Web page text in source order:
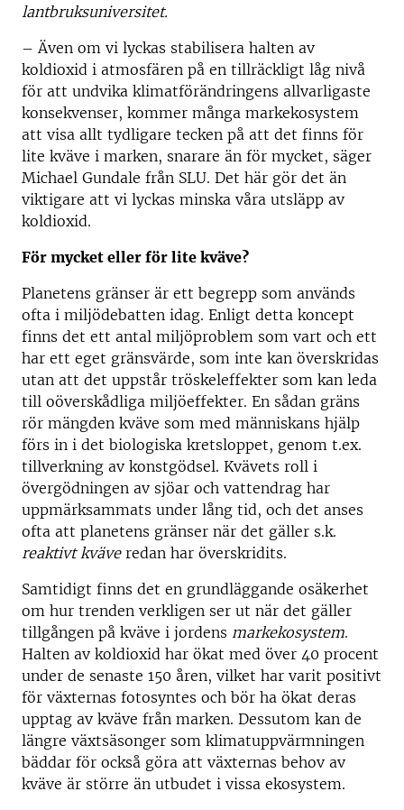
lantbruksuniversitet.
– Även om vi lyckas stabilisera halten av
koldioxid i atmosfären på en tillräckligt låg nivå
för att undvika klimatförändringens allvarligaste
konsekvenser, kommer många markekosystem
att visa allt tydligare tecken på att det finns för
lite kväve i marken, snarare än för mycket, säger
Michael Gundale från SLU. Det här gör det än
viktigare att vi lyckas minska våra utsläpp av
koldioxid.
För mycket eller för lite kväve?
Planetens gränser är ett begrepp som används
ofta i miljödebatten idag. Enligt detta koncept
finns det ett antal miljöproblem som vart och ett
har ett eget gränsvärde, som inte kan överskridas
utan att det uppstår tröskeleffekter som kan leda
till oöverskådliga miljöeffekter. En sådan gräns
rör mängden kväve som med människans hjälp
förs in i det biologiska kretsloppet, genom t.ex.
tillverkning av konstgödsel. Kvävets roll i
övergödningen av sjöar och vattendrag har
uppmärksammats under lång tid, och det anses
ofta att planetens gränser när det gäller s.k.
reaktivt kväveredan har överskridits.
Samtidigt finns det en grundläggande osäkerhet
om hur trenden verkligen ser ut när det gäller
tillgången på kväve i jordens markekosystem.
Halten av koldioxid har ökat med över 40 procent
under de senaste 150 åren, vilket har varit positivt
för växternas fotosyntes och bör ha ökat deras
upptag av kväve från marken. Dessutom kan de
längre växtsäsonger som klimatuppvärmningen
bäddar för också göra att växternas behov av
kväve är större än utbudet i vissa ekosystem.